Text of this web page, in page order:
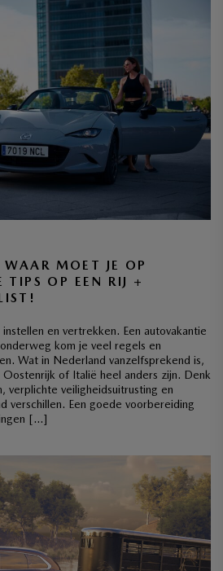
INSCHRIJVEN
MOET JE OP
TIPS OP EEN RIJ +
en vertrekken. Een autovakantie
kom je veel regels en
Wat in Nederland vanzelfsprekend is,
Oostenrijk of Italië heel anders zijn. Denk
verplichte veiligheidsuitrusting en
verschillen. Een goede voorbereiding
[…]